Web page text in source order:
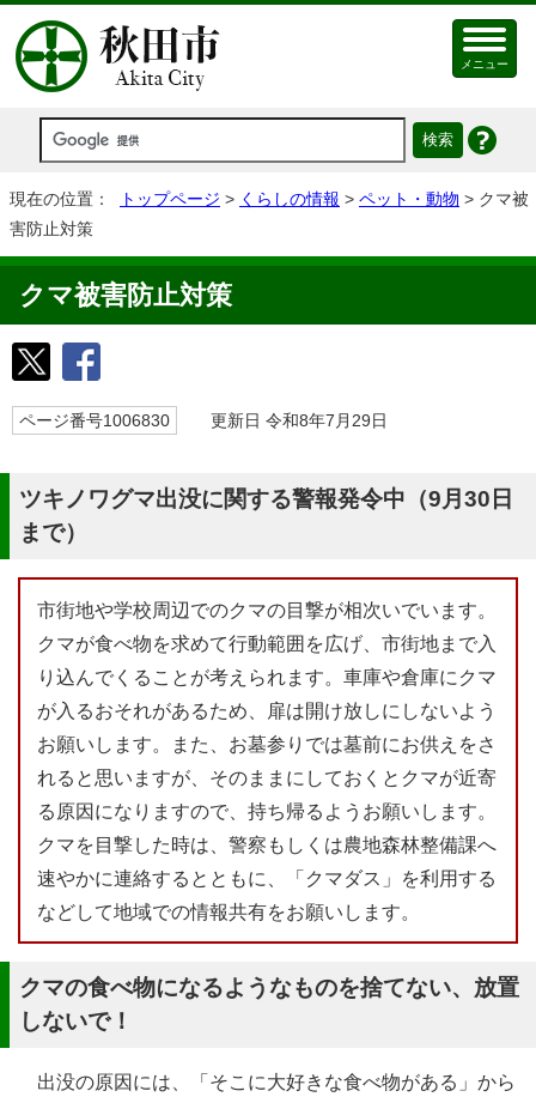
メニュー
現在の位置： トップページ > くらしの情報 > ペット・動物 > クマ被
害防止対策
クマ被害防止対策
ページ番号1006830 更新日 令和8年7月29日
ツキノワグマ出没に関する警報発令中（9月30日
まで）
市街地や学校周辺でのクマの目撃が相次いでいます。
クマが食べ物を求めて行動範囲を広げ、市街地まで入
り込んでくることが考えられます。車庫や倉庫にクマ
が入るおそれがあるため、扉は開け放しにしないよう
お願いします。また、お墓参りでは墓前にお供えをさ
れると思いますが、そのままにしておくとクマが近寄
る原因になりますので、持ち帰るようお願いします。
クマを目撃した時は、警察もしくは農地森林整備課へ
速やかに連絡するとともに、「クマダス」を利用する
などして地域での情報共有をお願いします。
クマの食べ物になるようなものを捨てない、放置
しないで！
出没の原因には、「そこに大好きな食べ物がある」から